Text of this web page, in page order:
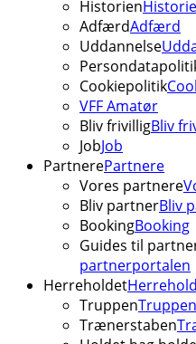
Historien
AdfærdAdfærd
Uddannelse
Cookiepolitik
VFF Amatør
Bliv frivilligBliv
JobJob
PartnerePartnere
Vores partnere
Bliv partnerBliv
BookingBooking
Guides til
partnerportalen
Herreholdet
TruppenTruppen
Trænerstaben